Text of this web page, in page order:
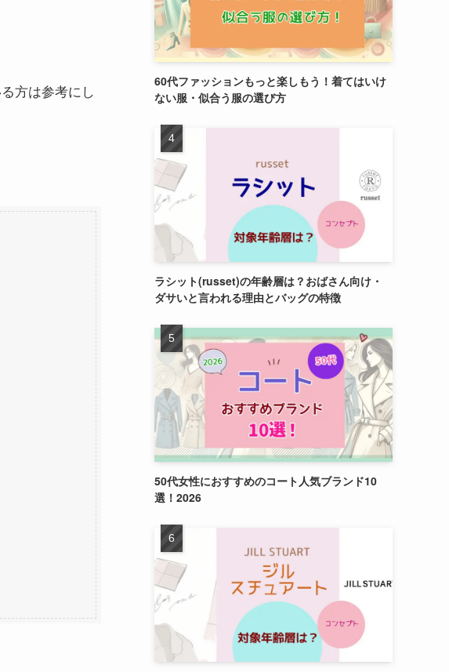
方は参考にし
60代ファッションもっと楽しもう！着てはいけ
ない服・似合う服の選び方
ラシット(russet)の年齢層は？おばさん向け・
ダサいと言われる理由とバッグの特徴
50代女性におすすめのコート人気ブランド10
選！2026